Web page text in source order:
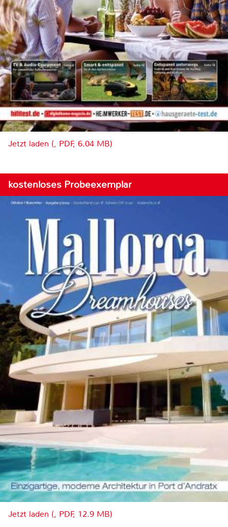
Jetzt laden (, PDF, 6.04 MB)
kostenloses Probeexemplar
Jetzt laden (, PDF, 12.9 MB)